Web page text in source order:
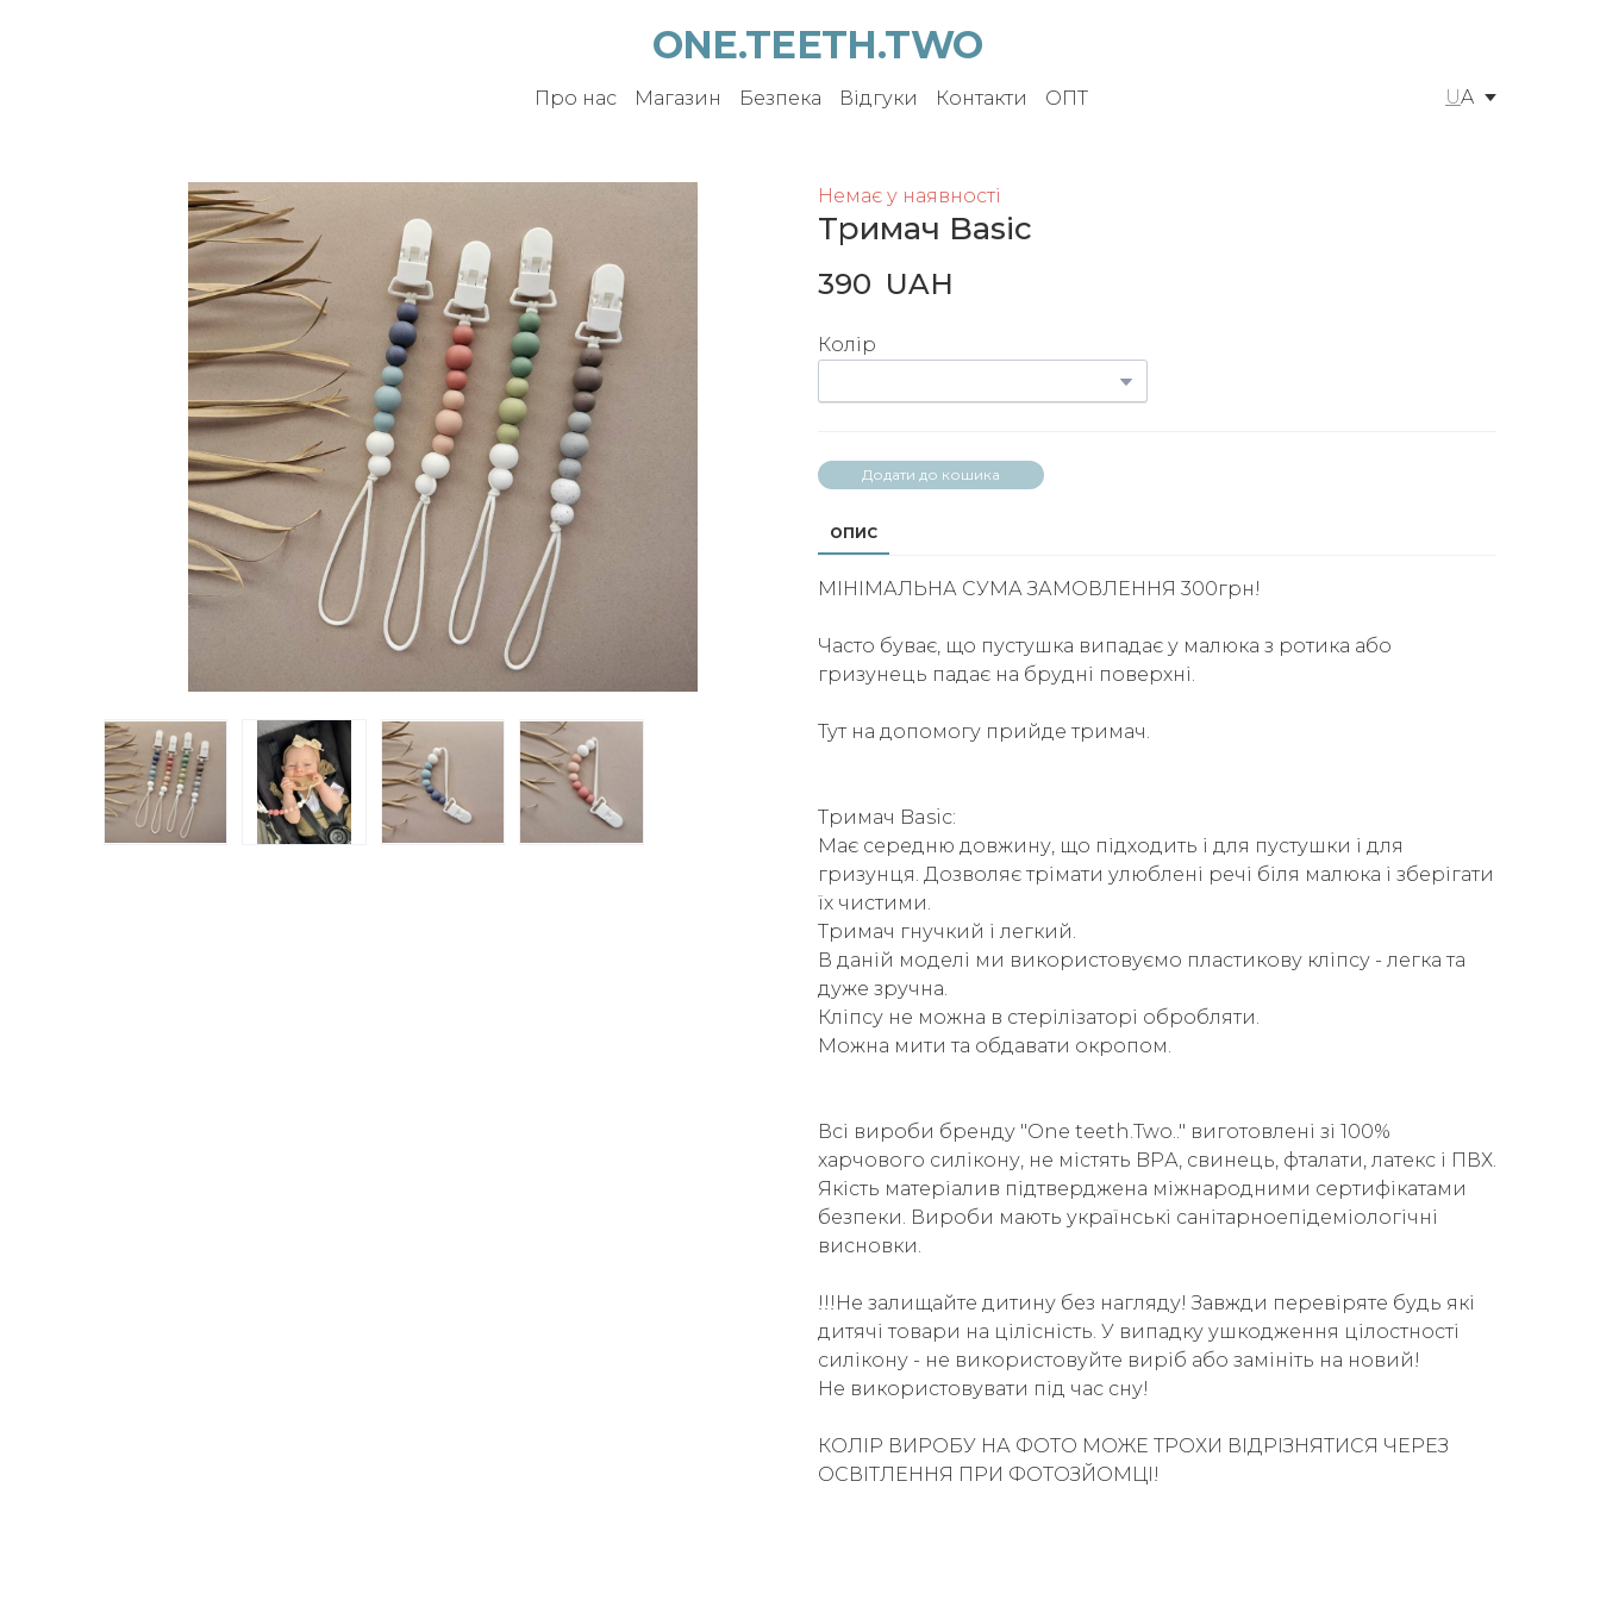
ONE.TEETH.TWO
Про нас Магазин Безпека Відгуки Контакти ОПТ UA
Немає у наявності
Тримач Basic
390  UAH
Колір
Додати до кошика
ОПИС
МІНІМАЛЬНА СУМА ЗАМОВЛЕННЯ 300грн!
Часто буває, що пустушка випадає у малюка з ротика або
гризунець падає на брудні поверхні.
Тут на допомогу прийде тримач.
Тримач Basic:
Має середню довжину, що підходить і для пустушки і для
гризунця. Дозволяє трімати улюблені речі біля малюка і зберігати
їх чистими.
Тримач гнучкий і легкий.
В даній моделі ми використовуємо пластикову кліпсу - легка та
дуже зручна.
Кліпсу не можна в стерілізаторі обробляти.
Можна мити та обдавати окропом.
Всі вироби бренду "One teeth.Two.." виготовлені зі 100%
харчового силікону, не містять BPА, свинець, фталати, латекс і ПВХ.
Якість матеріалив підтверджена міжнародними сертифікатами
безпеки. Вироби мають українські санітарноепідеміологічні
висновки.
!!!Не залищайте дитину без нагляду! Завжди перевіряте будь які
дитячі товари на цілісність. У випадку ушкодження цілостності
силікону - не використовуйте виріб або замініть на новий!
Не використовувати під час сну!
КОЛІР ВИРОБУ НА ФОТО МОЖЕ ТРОХИ ВІДРІЗНЯТИСЯ ЧЕРЕЗ
ОСВІТЛЕННЯ ПРИ ФОТОЗЙОМЦІ!